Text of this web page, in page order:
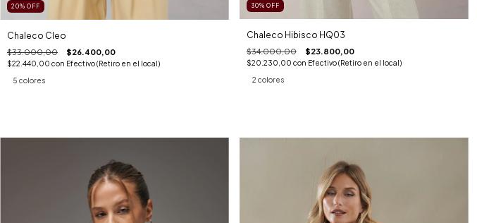
20% OFF
Chaleco Cleo
$33.000,00 $26.400,00
$22.440,00 con Efectivo (Retiro en el local)
5 colores
30% OFF
Chaleco Hibisco HQ03
$34.000,00 $23.800,00
$20.230,00 con Efectivo (Retiro en el local)
2 colores